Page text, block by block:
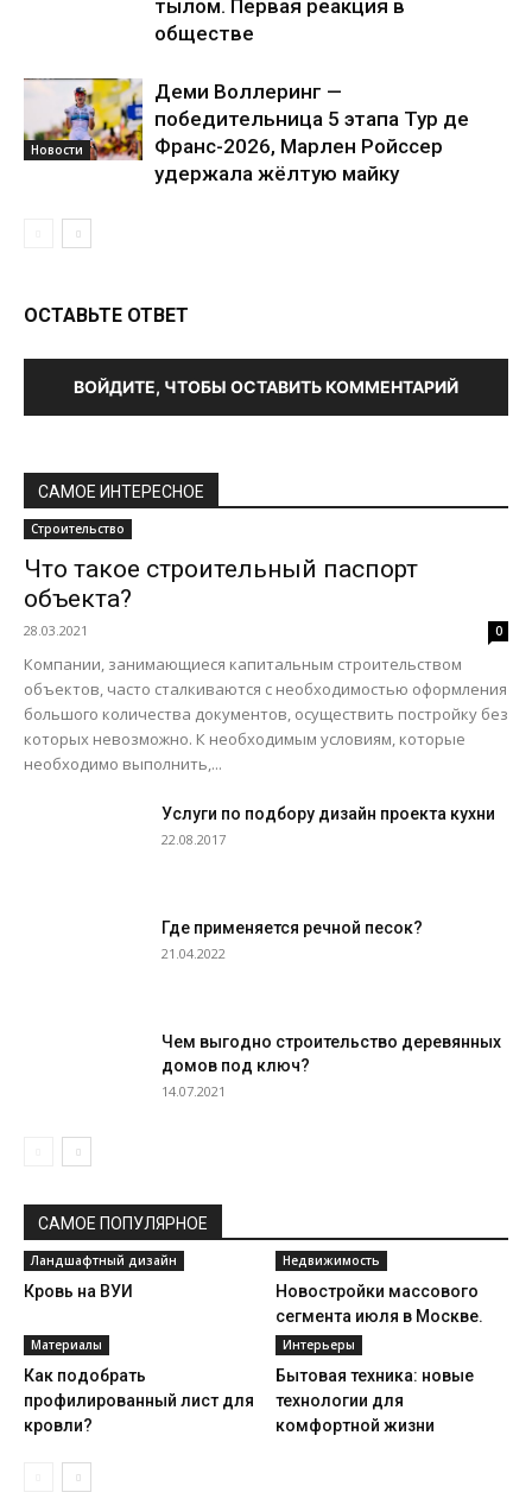
тылом. Первая реакция в
обществе
Новости
Деми Воллеринг —
победительница 5 этапа Тур де
Франс-2026, Марлен Ройссер
удержала жёлтую майку
ОСТАВЬТЕ ОТВЕТ
ВОЙДИТЕ, ЧТОБЫ ОСТАВИТЬ КОММЕНТАРИЙ
САМОЕ ИНТЕРЕСНОЕ
Строительство
Что такое строительный паспорт
объекта?
28.03.2021 0
Компании, занимающиеся капитальным строительством
объектов, часто сталкиваются с необходимостью оформления
большого количества документов, осуществить постройку без
которых невозможно. К необходимым условиям, которые
необходимо выполнить,...
Услуги по подбору дизайн проекта кухни
22.08.2017
Где применяется речной песок?
21.04.2022
Чем выгодно строительство деревянных
домов под ключ?
14.07.2021
САМОЕ ПОПУЛЯРНОЕ
Ландшафтный дизайн
Кровь на ВУИ
Недвижимость
Новостройки массового
сегмента июля в Москве.
Материалы
Как подобрать
профилированный лист для
кровли?
Интерьеры
Бытовая техника: новые
технологии для
комфортной жизни